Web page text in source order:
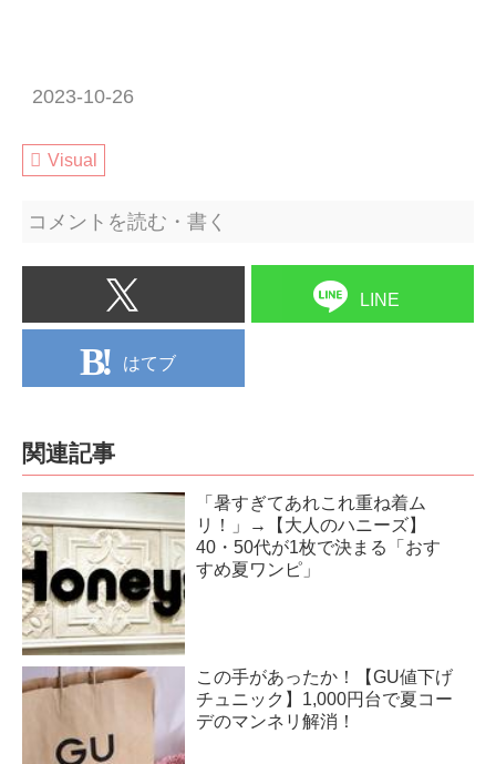
2023-10-26
Visual
コメントを読む・書く
LINE
はてブ
関連記事
「暑すぎてあれこれ重ね着ム
リ！」→【大人のハニーズ】
40・50代が1枚で決まる「おす
すめ夏ワンピ」
この手があったか！【GU値下げ
チュニック】1,000円台で夏コー
デのマンネリ解消！